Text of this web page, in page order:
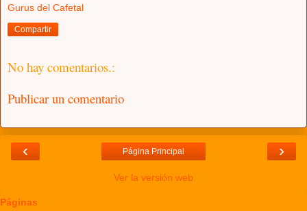
Gurus del Cafetal
Compartir
No hay comentarios.:
Publicar un comentario
‹ ›
Página Principal
Ver la versión web
Páginas